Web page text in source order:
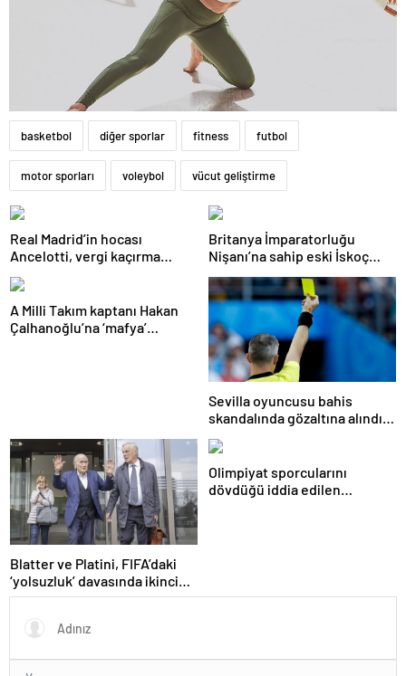
basketbol diğer sporlar fitness futbol
motor sporları voleybol vücut geliştirme
Real Madrid’in hocası
Ancelotti, vergi kaçırma
çıkacak
Britanya İmparatorluğu
Nişanı’na sahip eski İskoç
kamu hizmeti cezası
A Milli Takım kaptanı Hakan
Çalhanoğlu’na ‘mafya’
Sevilla oyuncusu bahis
skandalında gözaltına alındı:
Son dakikalarda sarı kart
görmüş
Blatter ve Platini, FIFA’daki
‘yolsuzluk’ davasında ikinci
kez aklandı
Olimpiyat sporcularını
dövdüğü iddia edilen